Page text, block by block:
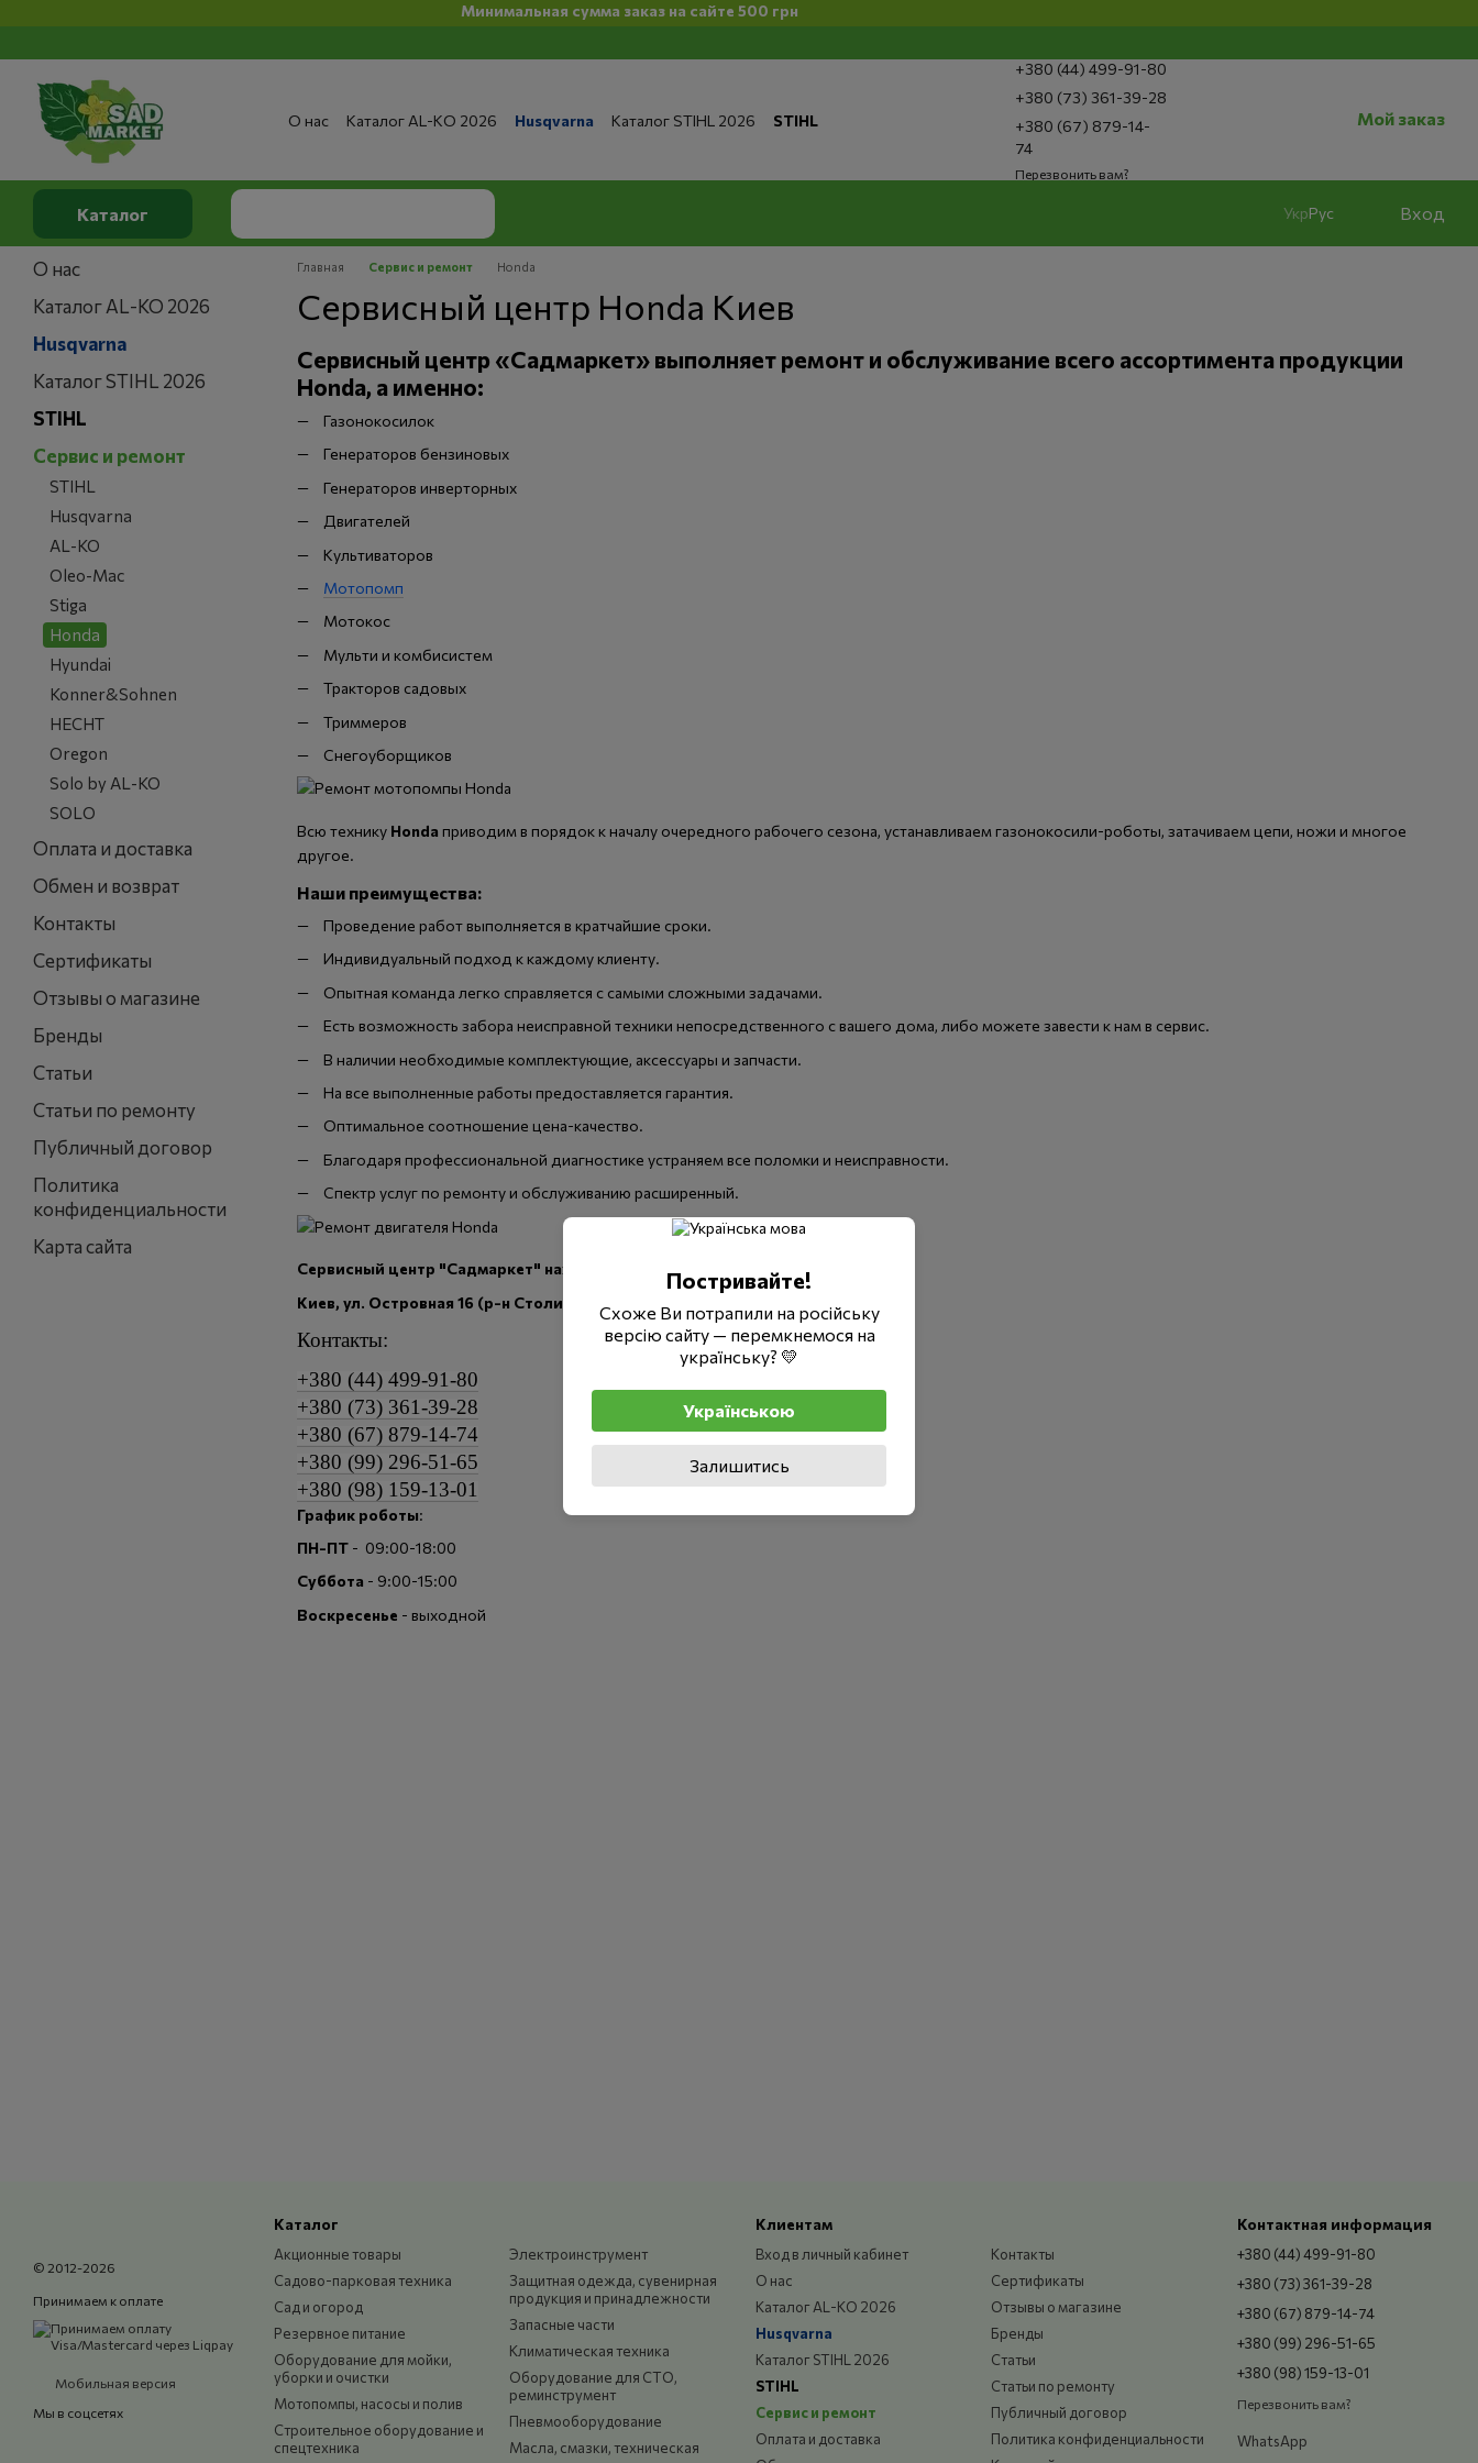
Минимальная сумма заказ на сайте 500 грн
О нас Каталог AL-KO 2026 Husqvarna Каталог STIHL 2026
STIHL
Публичный договор
Политика конфиденциальности
+380 (44) 499-91-80
+380 (73) 361-39-28
+380 (67) 879-14-
74
Перезвонить вам?
Мой заказ
Каталог УкрРус Вход
Главная Сервис и ремонт Honda
Сервисный центр Honda Киев
Сервисный центр «Садмаркет» выполняет ремонт и обслуживание всего ассортимента продукции
Honda, а именно:
Газонокосилок
Генераторов бензиновых
Генераторов инверторных
Двигателей
Культиваторов
Мотопомп
Мотокос
Мульти и комбисистем
Тракторов садовых
Триммеров
Снегоуборщиков
Всю технику Honda приводим в порядок к началу очередного рабочего сезона, устанавливаем газонокосили-роботы, затачиваем цепи, ножи и многое
другое.
Наши преимущества:
Проведение работ выполняется в кратчайшие сроки.
Индивидуальный подход к каждому клиенту.
Опытная команда легко справляется с самыми сложными задачами.
Есть возможность забора неисправной техники непосредственного с вашего дома, либо можете завести к нам в сервис.
В наличии необходимые комплектующие, аксессуары и запчасти.
На все выполненные работы предоставляется гарантия.
Оптимальное соотношение цена-качество.
Благодаря профессиональной диагностике устраняем все поломки и неисправности.
Спектр услуг по ремонту и обслуживанию расширенный.
Сервисный центр "Садмаркет" находится по адресу :
Киев, ул. Островная 16 (р-н Столичного шоссе)
Контакты:
+380 (44) 499-91-80
+380 (73) 361-39-28
+380 (67) 879-14-74
+380 (99) 296-51-65
+380 (98) 159-13-01
График роботы:
ПН-ПТ - 09:00-18:00
Суббота - 9:00-15:00
Воскресенье - выходной
О нас
Каталог AL-KO 2026
Husqvarna
Каталог STIHL 2026
STIHL
Сервис и ремонт
STIHL
Husqvarna
AL-KO
Oleo-Mac
Stiga
Honda
Hyundai
Konner&Sohnen
HECHT
Oregon
Solo by AL-KO
SOLO
Оплата и доставка
Обмен и возврат
Контакты
Сертификаты
Отзывы о магазине
Бренды
Статьи
Статьи по ремонту
Публичный договор
Политика
конфиденциальности
Карта сайта
© 2012-2026
Принимаем к оплате
Мобильная версия
Мы в соцсетях
Каталог
Акционные товары
Садово-парковая техника
Сад и огород
Резервное питание
Оборудование для мойки,
уборки и очистки
Мотопомпы, насосы и полив
Строительное оборудование и
спецтехника
Электроинструмент
Защитная одежда, сувенирная
продукция и принадлежности
Запасные части
Климатическая техника
Оборудование для СТО,
реминструмент
Пневмооборудование
Масла, смазки, техническая
Клиентам
Вход в личный кабинет
О нас
Каталог AL-KO 2026
Husqvarna
Каталог STIHL 2026
STIHL
Сервис и ремонт
Оплата и доставка
Контакты
Сертификаты
Отзывы о магазине
Бренды
Статьи
Статьи по ремонту
Публичный договор
Политика конфиденциальности
Контактная информация
+380 (44) 499-91-80
+380 (73) 361-39-28
+380 (67) 879-14-74
+380 (99) 296-51-65
+380 (98) 159-13-01
Перезвонить вам?
WhatsApp
Постривайте!
Схоже Ви потрапили на російську
версію сайту — перемкнемося на
українську? 💛
Українською
Залишитись